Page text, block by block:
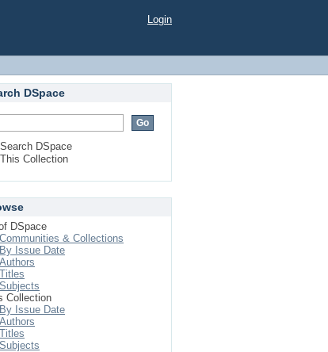
Login
DSpace
Search DSpace
This Collection
DSpace
Communities & Collections
By Issue Date
Authors
Titles
Subjects
Collection
By Issue Date
Authors
Titles
Subjects